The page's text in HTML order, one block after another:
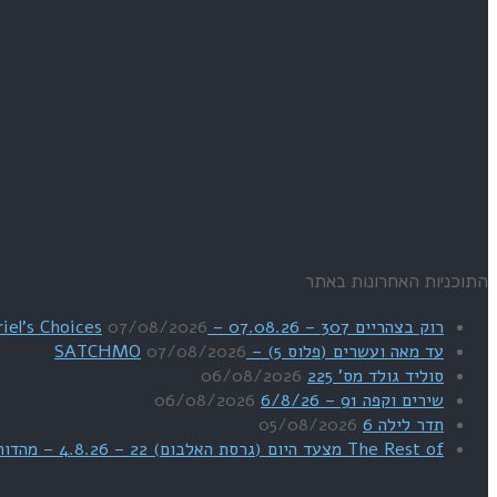
התוכניות האחרונות באתר
רוק בצהריים 307 – 07.08.26 – Uriel's Choices
07/08/2026
עד מאה ועשרים (פלוס 5) – SATCHMO
07/08/2026
סוליד גולד מס' 225
06/08/2026
שירים וקפה 91 – 6/8/26
06/08/2026
תדר לילה 6
05/08/2026
The Rest of מצעד היום (גרסת האלבום) 22 – 4.8.26 – מהדורת SWEET DREAMS